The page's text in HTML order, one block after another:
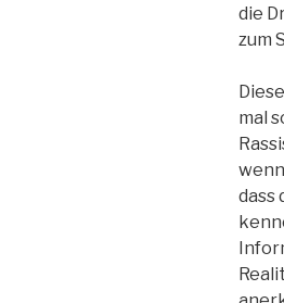
die
zum
mal
dass